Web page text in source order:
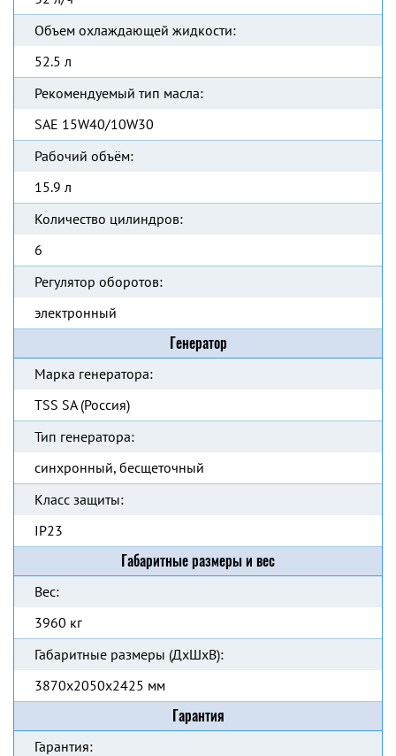
Объем охлаждающей жидкости:
52.5 л
Рекомендуемый тип масла:
SAE 15W40/10W30
Рабочий объём:
15.9 л
Количество цилиндров:
6
Регулятор оборотов:
электронный
Генератор
Марка генератора:
TSS SA (Россия)
Тип генератора:
синхронный, бесщеточный
Класс защиты:
IP23
Габаритные размеры и вес
Вес:
3960 кг
Габаритные размеры (ДхШхВ):
3870x2050x2425 мм
Гарантия
Гарантия: